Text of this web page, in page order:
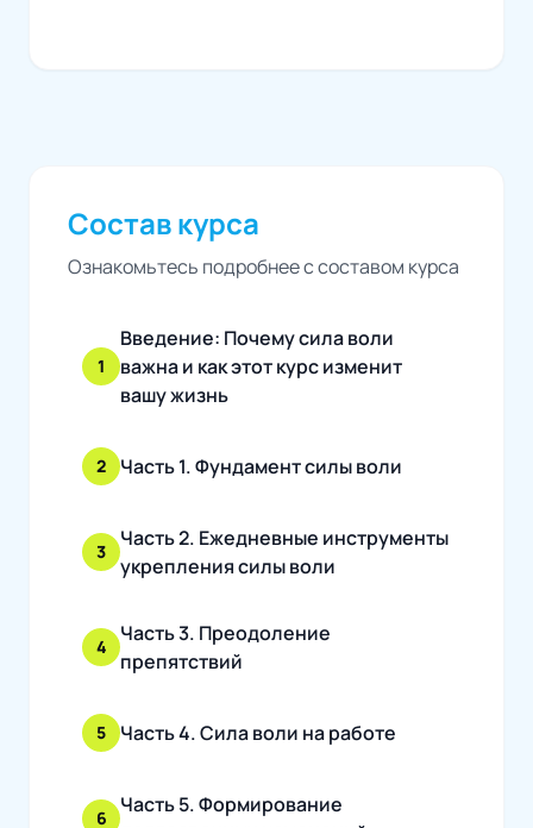
Состав курса
Ознакомьтесь подробнее с составом курса
1
Введение: Почему сила воли
важна и как этот курс изменит
вашу жизнь
2 Часть 1. Фундамент силы воли
3
Часть 2. Ежедневные инструменты
укрепления силы воли
4
Часть 3. Преодоление
препятствий
5 Часть 4. Сила воли на работе
6
Часть 5. Формирование